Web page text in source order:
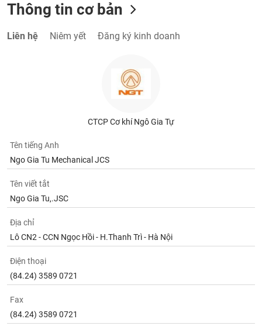
Thông tin cơ bản
Liên hệ Niêm yết Đăng ký kinh doanh
CTCP Cơ khí Ngô Gia Tự
Tên tiếng Anh
Ngo Gia Tu Mechanical JCS
Tên viết tắt
Ngo Gia Tu,.JSC
Địa chỉ
Lô CN2 - CCN Ngọc Hồi - H.Thanh Trì - Hà Nội
Điện thoại
(84.24) 3589 0721
Fax
(84.24) 3589 0721